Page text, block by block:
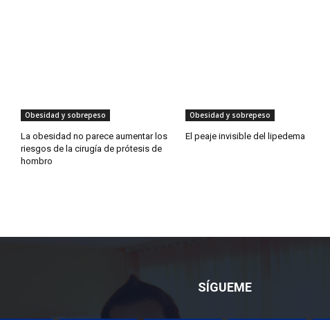
Obesidad y sobrepeso
La obesidad no parece aumentar los
riesgos de la cirugía de prótesis de
hombro
Obesidad y sobrepeso
El peaje invisible del lipedema
SÍGUEME